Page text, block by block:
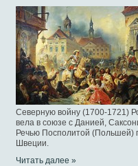
Северную войну (1700-1721)
вела в союзе с Данией,
Речью Посполитой (Польшей)
Швеции.
Читать далее »